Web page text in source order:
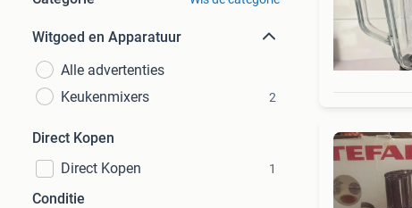
Witgoed en Apparatuur
Alle advertenties
Keukenmixers
2
Direct Kopen
Direct Kopen
1
Conditie